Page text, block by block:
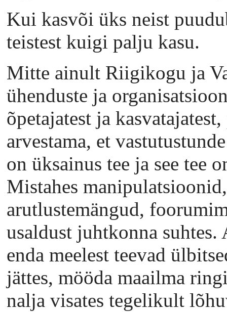
Kui kasvõi üks neist
teistest kuigi palju kasu.
Mitte ainult Riigikogu ja
ühenduste ja
õpetajatest ja
arvestama, et
on üksainus tee ja see tee
Mistahes
arutlustemängud,
usaldust juhtkonna
enda meelest teevad
jättes, mööda maailma
nalja visates tegelikult